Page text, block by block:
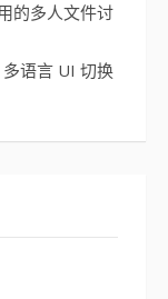
的多人文件讨
语言 UI 切换